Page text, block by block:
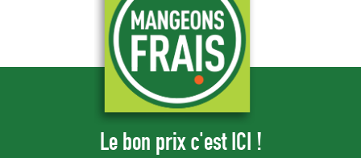
Le bon prix c'est ICI !